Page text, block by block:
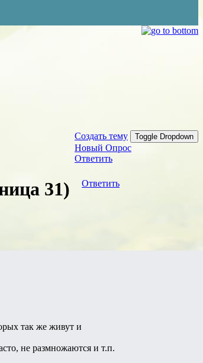
Создать тему Toggle Dropdown
Новый Опрос
Ответить
Ответить
31)
так же живут и
не размножаются и т.п.